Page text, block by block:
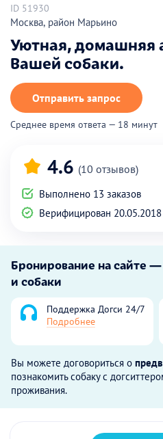
ID 51930
Москва, район Марьино
Уютная, домашняя
Вашей собаки.
Отправить запрос
Среднее время ответа — 18 минут
4.6 (10 отзывов)
Выполнено 13 заказов
Верифицирован 20.05.2018
Бронирование на сайте —
и собаки
Поддержка Догси 24/7
Подробнее
Вы можете договориться о
познакомить собаку с
проживания.